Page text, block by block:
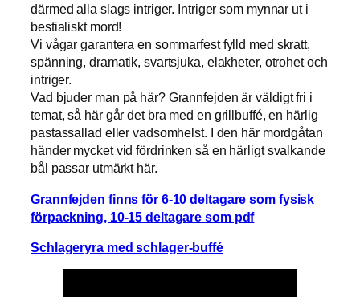
därmed alla slags intriger. Intriger som mynnar ut i
bestialiskt mord!
Vi vågar garantera en sommarfest fylld med skratt,
spänning, dramatik, svartsjuka, elakheter, otrohet och
intriger.
Vad bjuder man på här? Grannfejden är väldigt fri i
temat, så här går det bra med en grillbuffé, en härlig
pastassallad eller vadsomhelst. I den här mordgåtan
händer mycket vid fördrinken så en härligt svalkande
bål passar utmärkt här.
Grannfejden finns för 6-10 deltagare som fysisk
förpackning, 10-15 deltagare som pdf
Schlageryra med schlager-buffé